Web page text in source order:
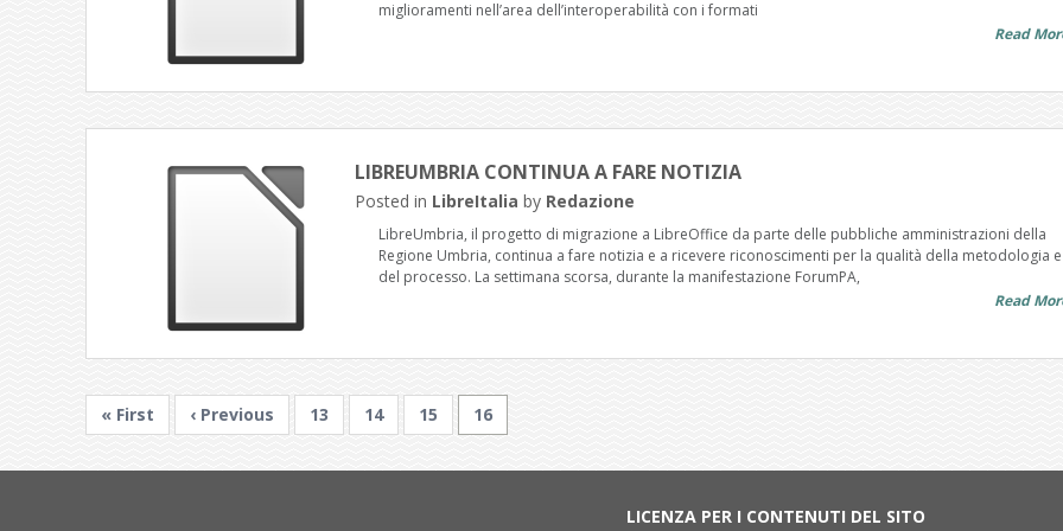
miglioramenti nell’area dell’interoperabilità con i formati
Read
LIBREUMBRIA CONTINUA A FARE NOTIZIA
Posted in LibreItalia by Redazione
LibreUmbria, il progetto di migrazione a LibreOffice da parte delle pubbliche amministrazioni della
Regione Umbria, continua a fare notizia e a ricevere riconoscimenti per la qualità della metodologia e
del processo. La settimana scorsa, durante la manifestazione ForumPA,
Read
« First ‹ Previous 13 14 15 16
LICENZA PER I CONTENUTI DEL SITO